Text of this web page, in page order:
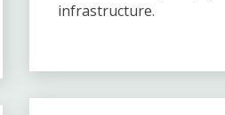
infrastructure.